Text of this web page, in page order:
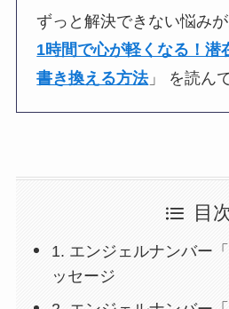
ずっと解決できない悩み
1時間で心が軽くなる！潜
書き換える方法」 を読ん
目
1. エンジェルナンバー
ッセージ